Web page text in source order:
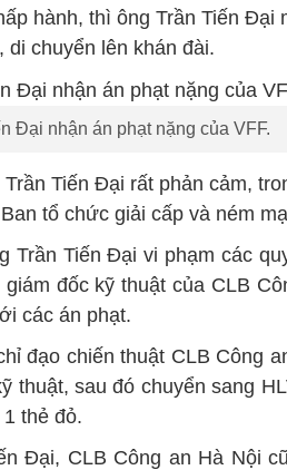
hành, thì ông Trần Tiến Đại
di chuyển lên khán đài.
Đại nhận án phạt nặng của VFF.
Tiến Đại rất phản cảm,
tổ chức giải cấp và ném
Trần Tiến Đại vi phạm các
đốc kỹ thuật của CLB
các án phạt.
đạo chiến thuật CLB Công
thuật, sau đó chuyển sang
thẻ đỏ.
Đại, CLB Công an Hà Nội